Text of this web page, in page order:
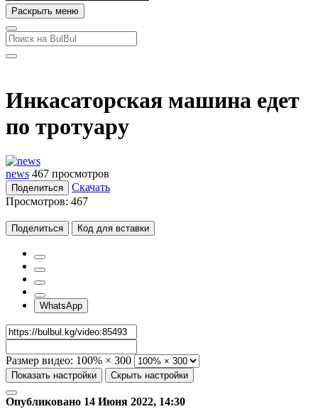
Раскрыть меню
Инкасаторская машина едет
по тротуару
news 467 просмотров
Поделиться
Скачать
Просмотров: 467
Поделиться Код для вставки
WhatsApp
Размер видео: 100% × 300
Показать настройки Скрыть настройки
Опубликовано 14 Июня 2022, 14:30